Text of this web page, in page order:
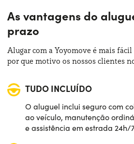
Tração:Anterior
Numero de lugares: 5
Potência:
Altura:
Bagageira:
As vantagens do
prazo
Alugar com a Yoyomove é mais fácil
por que motivo os nossos clientes
TUDO INCLUÍDO
O aluguel inclui seguro com
ao veículo, manutenção
e assistência em estrada 24h/